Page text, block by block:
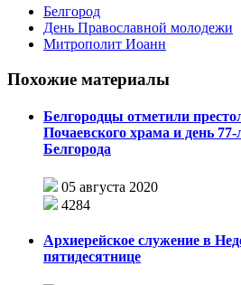
Белгород
День Православной молодежи
Митрополит Иоанн
Похожие материалы
Белгородцы отметили
Почаевского храма и день
Белгорода
05 августа 2020
4284
Архиерейское служение в
пятидесятнице